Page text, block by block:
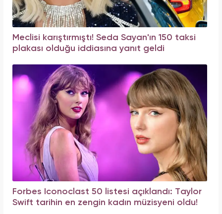
Meclisi karıştırmıştı! Seda Sayan'ın 150 taksi
plakası olduğu iddiasına yanıt geldi
Forbes Iconoclast 50 listesi açıklandı: Taylor
Swift tarihin en zengin kadın müzisyeni oldu!